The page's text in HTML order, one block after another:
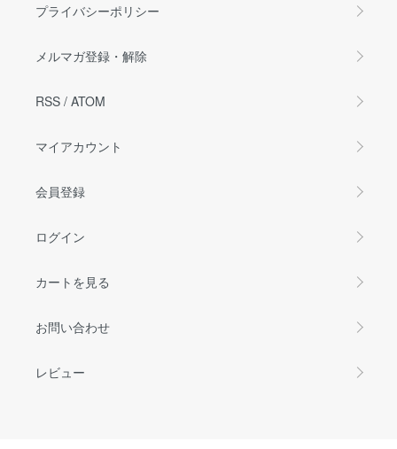
プライバシーポリシー
メルマガ登録・解除
RSS / ATOM
マイアカウント
会員登録
ログイン
カートを見る
お問い合わせ
レビュー